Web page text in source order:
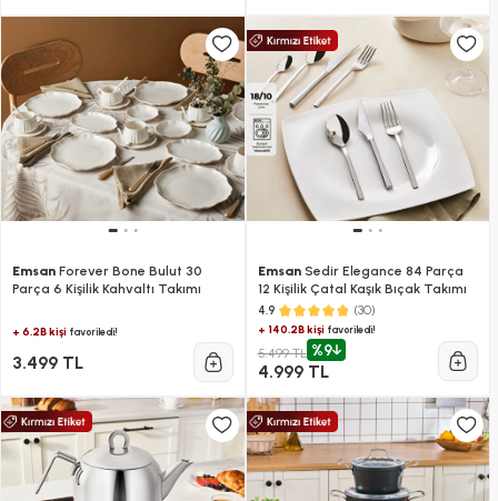
Emsan Forever Bone Bulut 30
Parça 6 Kişilik Kahvaltı Takımı
+ 6.2B kişi favoriledi!
3.499 TL
EmsanSedir Elegance 84 Parça
12 Kişilik Çatal Kaşık Bıçak Takımı
4.9 (30)
+ 140.2B kişifavoriledi!
5.499 TL %9
4.999 TL